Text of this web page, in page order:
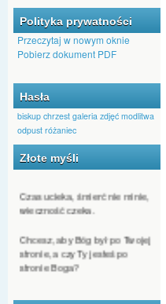
Polityka prywatności
Przeczytaj w nowym oknie
Pobierz dokument PDF
Hasła
biskup chrzest galeria zdjęć modlitwa
odpust różaniec
Złote myśli
wieczność czeka.
stronie, a czy Ty jesteś po
stronie Boga?